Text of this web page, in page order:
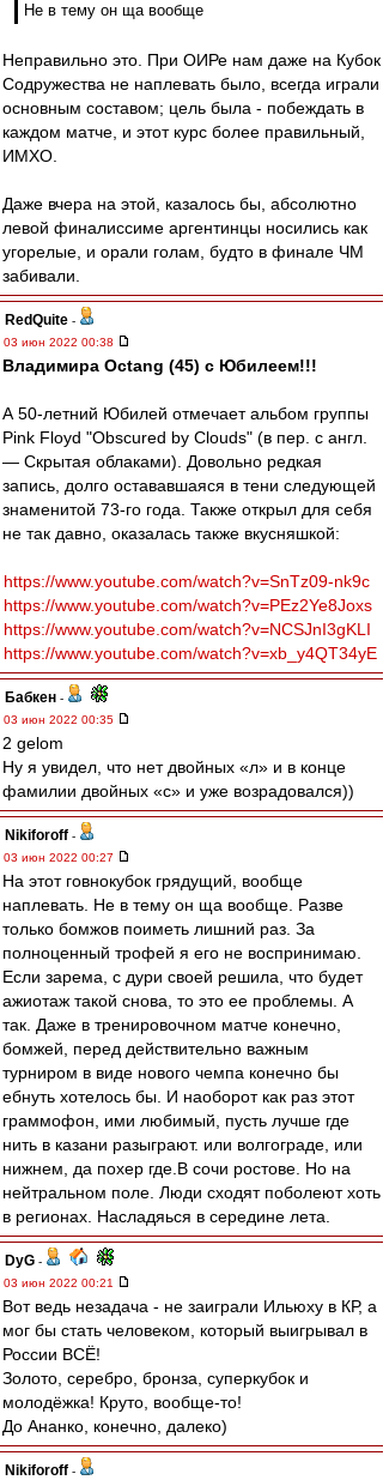
Не в тему он ща вообще
Неправильно это. При ОИРе нам даже на Кубок
Содружества не наплевать было, всегда играли
основным составом; цель была - побеждать в
каждом матче, и этот курс более правильный,
ИМХО.
Даже вчера на этой, казалось бы, абсолютно
левой финалиссиме аргентинцы носились как
угорелые, и орали голам, будто в финале ЧМ
забивали.
RedQuite -
03 июн 2022 00:38
Владимира Octang (45) с Юбилеем!!!
А 50-летний Юбилей отмечает альбом группы
Pink Floyd "Obscured by Clouds" (в пер. с англ.
— Скрытая облаками). Довольно редкая
запись, долго остававшаяся в тени следующей
знаменитой 73-го года. Также открыл для себя
не так давно, оказалась также вкусняшкой:
https://www.youtube.com/watch?v=SnTz09-nk9c
https://www.youtube.com/watch?v=PEz2Ye8Joxs
https://www.youtube.com/watch?v=NCSJnI3gKLI
https://www.youtube.com/watch?v=xb_y4QT34yE
Бабкен -
03 июн 2022 00:35
2 gelom
Ну я увидел, что нет двойных «л» и в конце
фамилии двойных «с» и уже возрадовался))
Nikiforoff -
03 июн 2022 00:27
На этот говнокубок грядущий, вообще
наплевать. Не в тему он ща вообще. Разве
только бомжов поиметь лишний раз. За
полноценный трофей я его не воспринимаю.
Если зарема, с дури своей решила, что будет
ажиотаж такой снова, то это ее проблемы. А
так. Даже в тренировочном матче конечно,
бомжей, перед действительно важным
турниром в виде нового чемпа конечно бы
ебнуть хотелось бы. И наоборот как раз этот
граммофон, ими любимый, пусть лучше где
нить в казани разыграют. или волгограде, или
нижнем, да похер где.В сочи ростове. Но на
нейтральном поле. Люди сходят поболеют хоть
в регионах. Насладяься в середине лета.
DyG -
03 июн 2022 00:21
Вот ведь незадача - не заиграли Ильюху в КР, а
мог бы стать человеком, который выигрывал в
России ВСЁ!
Золото, серебро, бронза, суперкубок и
молодёжка! Круто, вообще-то!
До Ананко, конечно, далеко)
Nikiforoff -